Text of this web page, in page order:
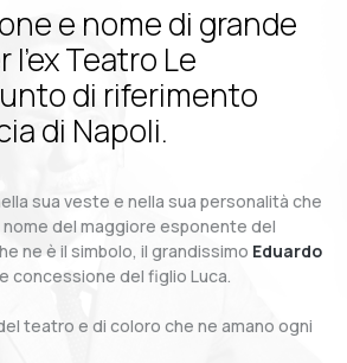
e nome di grande
Teatro Le
di riferimento
di Napoli.
sua veste e nella sua personalità che
nome del maggiore esponente del
ne è il simbolo, il grandissimo Eduardo
concessione del figlio Luca.
teatro e di coloro che ne amano ogni